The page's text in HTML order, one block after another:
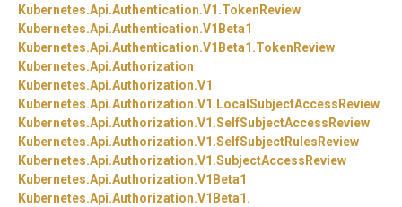
Kubernetes.Api.Authentication.V1.TokenReview
Kubernetes.Api.Authentication.V1Beta1
Kubernetes.Api.Authentication.V1Beta1.TokenReview
Kubernetes.Api.Authorization
Kubernetes.Api.Authorization.V1
Kubernetes.Api.Authorization.V1. LocalSubjectAccessReview
Kubernetes.Api.Authorization.V1.SelfSubjectAccessReview
Kubernetes.Api.Authorization.V1.SelfSubjectRulesReview
Kubernetes.Api.Authorization.V1.SubjectAccessReview
Kubernetes.Api.Authorization.V1Beta1
Kubernetes.Api.Authorization.V1Beta1.